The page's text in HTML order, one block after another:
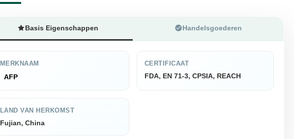
Basis Eigenschappen Handelsgoederen
MERKNAAM
AFP
CERTIFICAAT
FDA, EN 71-3, CPSIA, REACH
LAND VAN HERKOMST
Fujian, China